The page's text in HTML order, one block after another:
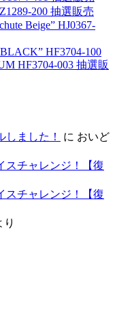
200 抽選販売
Beige” HJ0367-
HF3704-100
HF3704-003 抽選販
ました！ に おいど
スチャレンジ！【復
スチャレンジ！【復
り